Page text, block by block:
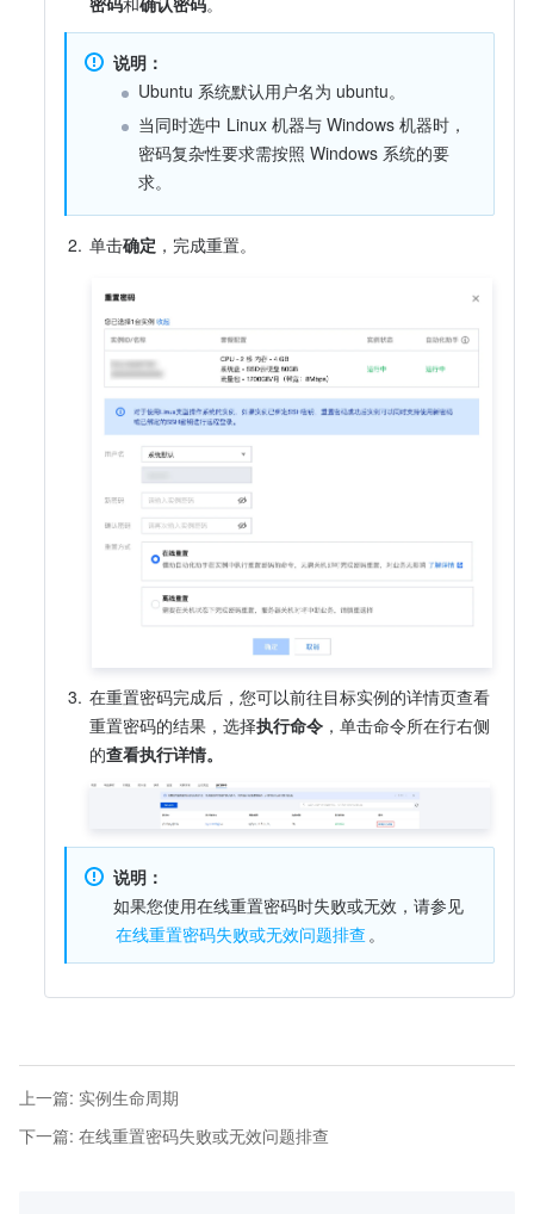
说明：
Ubuntu 系统默认用户名为 ubuntu。
当同时选中 Linux 机器与 Windows 机器时，
密码复杂性要求需按照 Windows 系统的要
求。
2. 单击确定 ，完成重置。
3. 在重置密码完成后，您可以前往目标实例的详情页查看
重置密码的结果，选择执行命令 ，单击命令所在行右侧
的查看执行详情。
说明：
如果您使用在线重置密码时失败或无效，请参见
在线重置密码失败或无效问题排查 。
上一篇: 实例生命周期
下一篇: 在线重置密码失败或无效问题排查